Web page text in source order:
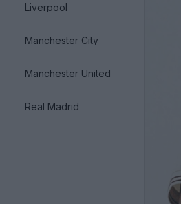
Liverpool
Manchester City
Manchester United
Real Madrid